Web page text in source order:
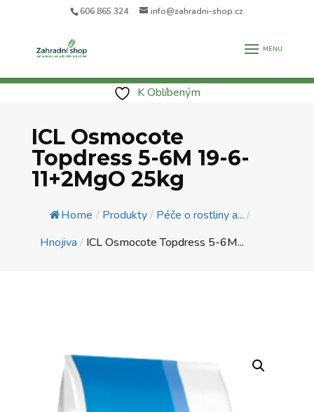
606 865 324 info@zahradni-shop.cz
K Oblíbeným
ICL Osmocote
Topdress 5-6M 19-6-
11+2MgO 25kg
Home / Produkty/ Péče o rostliny a... /
Hnojiva/ ICL Osmocote Topdress 5-6M...